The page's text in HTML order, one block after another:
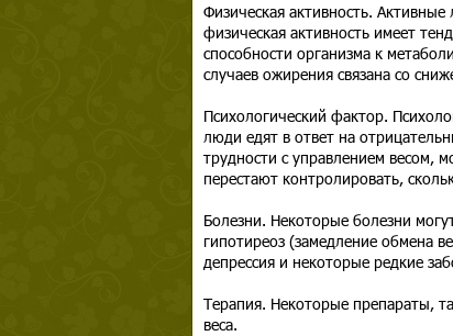
Физическая активность.
физическая активность имеет
способности организма к
случаев ожирения связана со
Психологический фактор.
люди едят в ответ на
трудности с управлением весом,
перестают контролировать,
Болезни. Некоторые болезни
гипотиреоз (замедление обмена
депрессия и некоторые редкие
Терапия. Некоторые препараты,
веса.